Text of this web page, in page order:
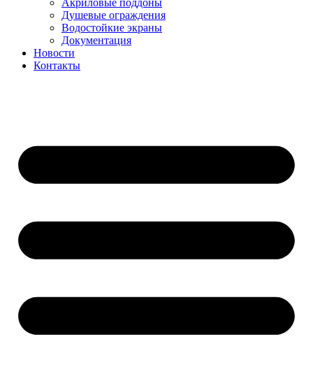
Акриловые поддоны
Душевые ограждения
Водостойкие экраны
Документация
Новости
Контакты